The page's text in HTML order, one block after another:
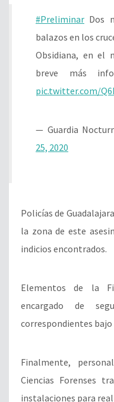
#Preliminar Dos
balazos en los
Obsidiana, en el
breve más
pic.twitter.com/
— Guardia
25, 2020
Policías de
la zona de este
indicios encontrados.
Elementos de la
encargado de
correspondientes
Finalmente,
Ciencias Forenses
instalaciones para